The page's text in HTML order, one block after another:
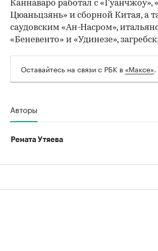
Каннаваро работал с «Гуанчжоу»,
Цюаньцзянь» и сборной Китая, а
саудовским «Ан-Насром»,
«Беневенто» и «Удинезе»,
Оставайтесь на связи с РБК в «Максе».
Авторы
Рената Утяева